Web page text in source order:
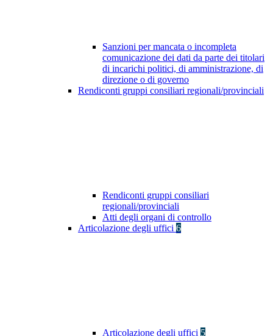
Sanzioni per mancata o incompleta
comunicazione dei dati da parte dei titolari
di incarichi politici, di amministrazione, di
direzione o di governo
Rendiconti gruppi consiliari regionali/provinciali
Rendiconti gruppi consiliari
regionali/provinciali
Atti degli organi di controllo
Articolazione degli uffici 6
Articolazione degli uffici 5